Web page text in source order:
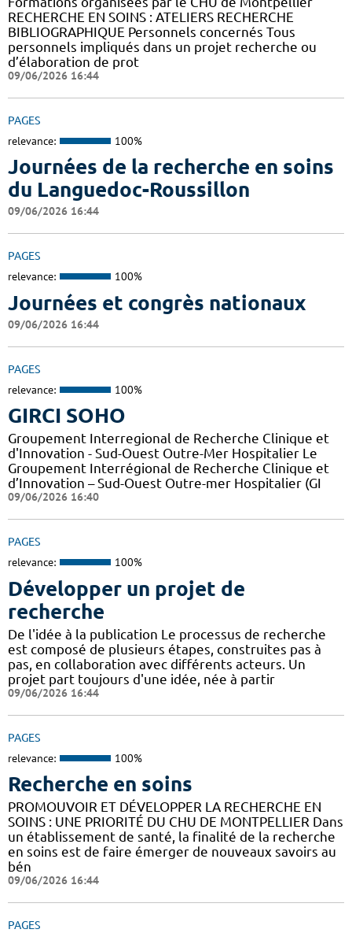
RECHERCHE EN SOINS : ATELIERS RECHERCHE
BIBLIOGRAPHIQUE Personnels concernés Tous
personnels impliqués dans un projet recherche ou
d’élaboration de prot
09/06/2026 16:44
PAGES
relevance: 100%
Journées de la recherche en soins
du Languedoc-Roussillon
09/06/2026 16:44
PAGES
relevance: 100%
Journées et congrès nationaux
09/06/2026 16:44
PAGES
relevance: 100%
GIRCI SOHO
Groupement Interregional de Recherche Clinique et
d'Innovation - Sud-Ouest Outre-Mer Hospitalier Le
Groupement Interrégional de Recherche Clinique et
d’Innovation – Sud-Ouest Outre-mer Hospitalier (GI
09/06/2026 16:40
PAGES
relevance: 100%
Développer un projet de
recherche
De l'idée à la publication Le processus de recherche
est composé de plusieurs étapes, construites pas à
pas, en collaboration avec différents acteurs. Un
projet part toujours d'une idée, née à partir
09/06/2026 16:44
PAGES
relevance: 100%
Recherche en soins
PROMOUVOIR ET DÉVELOPPER LA RECHERCHE EN
SOINS : UNE PRIORITÉ DU CHU DE MONTPELLIER Dans
un établissement de santé, la finalité de la recherche
en soins est de faire émerger de nouveaux savoirs au
bén
09/06/2026 16:44
PAGES